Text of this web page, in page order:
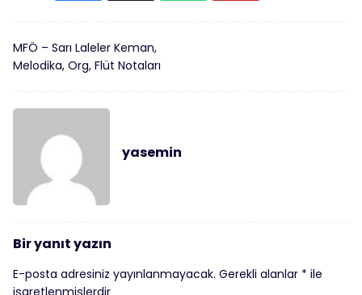
MFÖ – Sarı Laleler Keman,
Melodika, Org, Flüt Notaları
yasemin
Bir yanıt yazın
E-posta adresiniz yayınlanmayacak. Gerekli alanlar * ile
işaretlenmişlerdir